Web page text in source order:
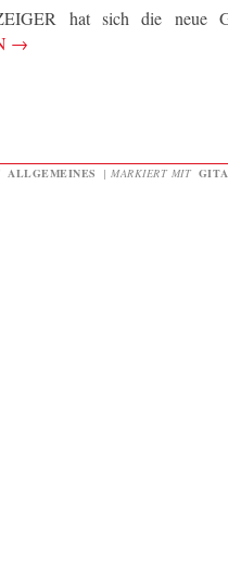
hat sich die neue
→
ALLGEMEINES | MARKIERT MIT